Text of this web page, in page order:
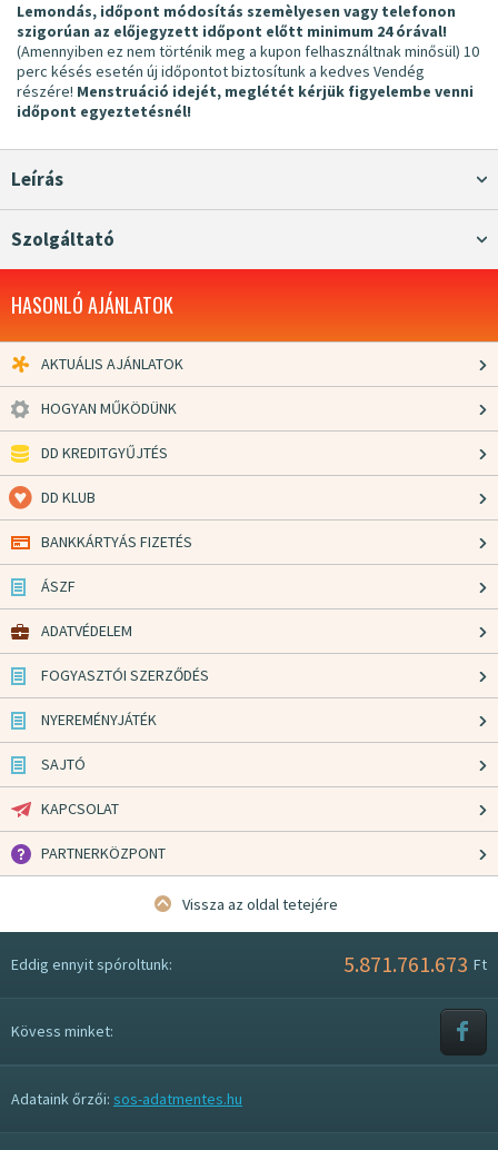
Lemondás, időpont módosítás szemèlyesen vagy telefonon
szigorúan az előjegyzett időpont előtt minimum 24 órával!
(Amennyiben ez nem történik meg a kupon felhasználtnak minősül) 10
perc késés esetén új időpontot biztosítunk a kedves Vendég
részére! Menstruáció idejét, meglétét kérjük figyelembe venni
időpont egyeztetésnél!
Leírás
Szolgáltató
HASONLÓ AJÁNLATOK
AKTUÁLIS AJÁNLATOK
HOGYAN MŰKÖDÜNK
DD KREDITGYŰJTÉS
DD KLUB
BANKKÁRTYÁS FIZETÉS
ÁSZF
ADATVÉDELEM
FOGYASZTÓI SZERZŐDÉS
NYEREMÉNYJÁTÉK
SAJTÓ
KAPCSOLAT
PARTNERKÖZPONT
Vissza az oldal tetejére
Eddig ennyit spóroltunk: 5.871.761.673 Ft
Kövess minket:
Adataink őrzői: sos-adatmentes.hu